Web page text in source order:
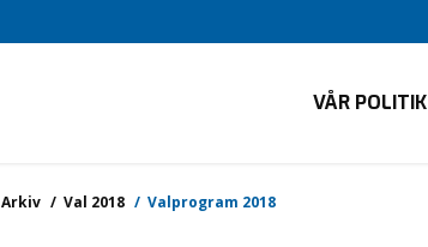
VÅR POLITIK
Arkiv Val 2018 Valprogram 2018